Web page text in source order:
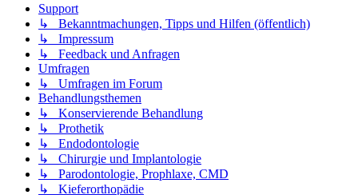
Support
↳ Bekanntmachungen, Tipps und Hilfen (öffentlich)
↳ Impressum
↳ Feedback und Anfragen
Umfragen
↳ Umfragen im Forum
Behandlungsthemen
↳ Konservierende Behandlung
↳ Prothetik
↳ Endodontologie
↳ Chirurgie und Implantologie
↳ Parodontologie, Prophlaxe, CMD
↳ Kieferorthopädie